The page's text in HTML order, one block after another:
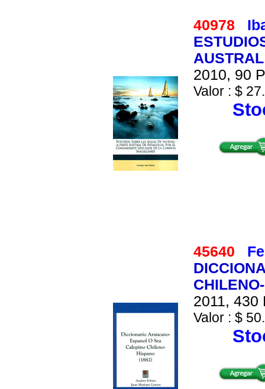
40978
2010, 90
Valor : $
45640
2011, 430
Valor : $